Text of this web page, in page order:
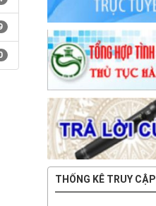
THỐNG KÊ TRUY CẬP